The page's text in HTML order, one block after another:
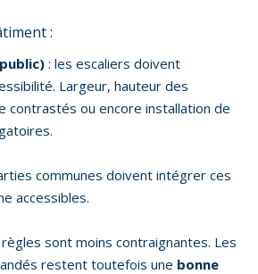
:
: les escaliers doivent
Largeur, hauteur des
contrastés ou encore installation de
communes doivent intégrer ces
accessibles.
sont moins contraignantes. Les
restent toutefois une bonne